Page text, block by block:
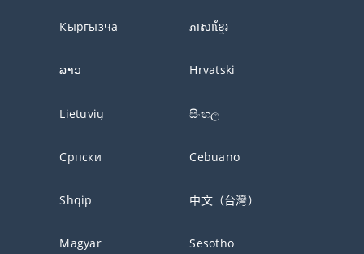
Кыргызча ភាសាខ្មែរ
ລາວ Hrvatski
Lietuvių සිංහල
Српски Cebuano
Shqip 中文（台灣）
Magyar Sesotho